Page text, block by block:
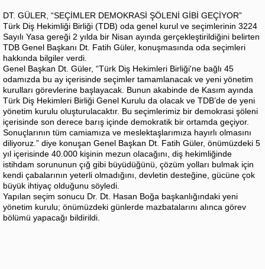
DT. GÜLER, “SEÇİMLER DEMOKRASİ ŞÖLENİ GİBİ GEÇİYOR”
Türk Diş Hekimliği Birliği (TDB) oda genel kurul ve seçimlerinin 3224
Sayılı Yasa gereği 2 yılda bir Nisan ayında gerçekleştirildiğini belirten
TDB Genel Başkanı Dt. Fatih Güler, konuşmasında oda seçimleri
hakkında bilgiler verdi.
Genel Başkan Dt. Güler, “Türk Diş Hekimleri Birliği'ne bağlı 45
odamızda bu ay içerisinde seçimler tamamlanacak ve yeni yönetim
kurulları görevlerine başlayacak. Bunun akabinde de Kasım ayında
Türk Diş Hekimleri Birliği Genel Kurulu da olacak ve TDB’de de yeni
yönetim kurulu oluşturulacaktır. Bu seçimlerimiz bir demokrasi şöleni
içerisinde son derece barış içinde demokratik bir ortamda geçiyor.
Sonuçlarının tüm camiamıza ve meslektaşlarımıza hayırlı olmasını
diliyoruz.” diye konuşan Genel Başkan Dt. Fatih Güler, önümüzdeki 5
yıl içerisinde 40.000 kişinin mezun olacağını, diş hekimliğinde
istihdam sorununun çığ gibi büyüdüğünü, çözüm yolları bulmak için
kendi çabalarının yeterli olmadığını, devletin desteğine, gücüne çok
büyük ihtiyaç olduğunu söyledi.
Yapılan seçim sonucu Dr. Dt. Hasan Boğa başkanlığındaki yeni
yönetim kurulu; önümüzdeki günlerde mazbatalarını alınca görev
bölümü yapacağı bildirildi.